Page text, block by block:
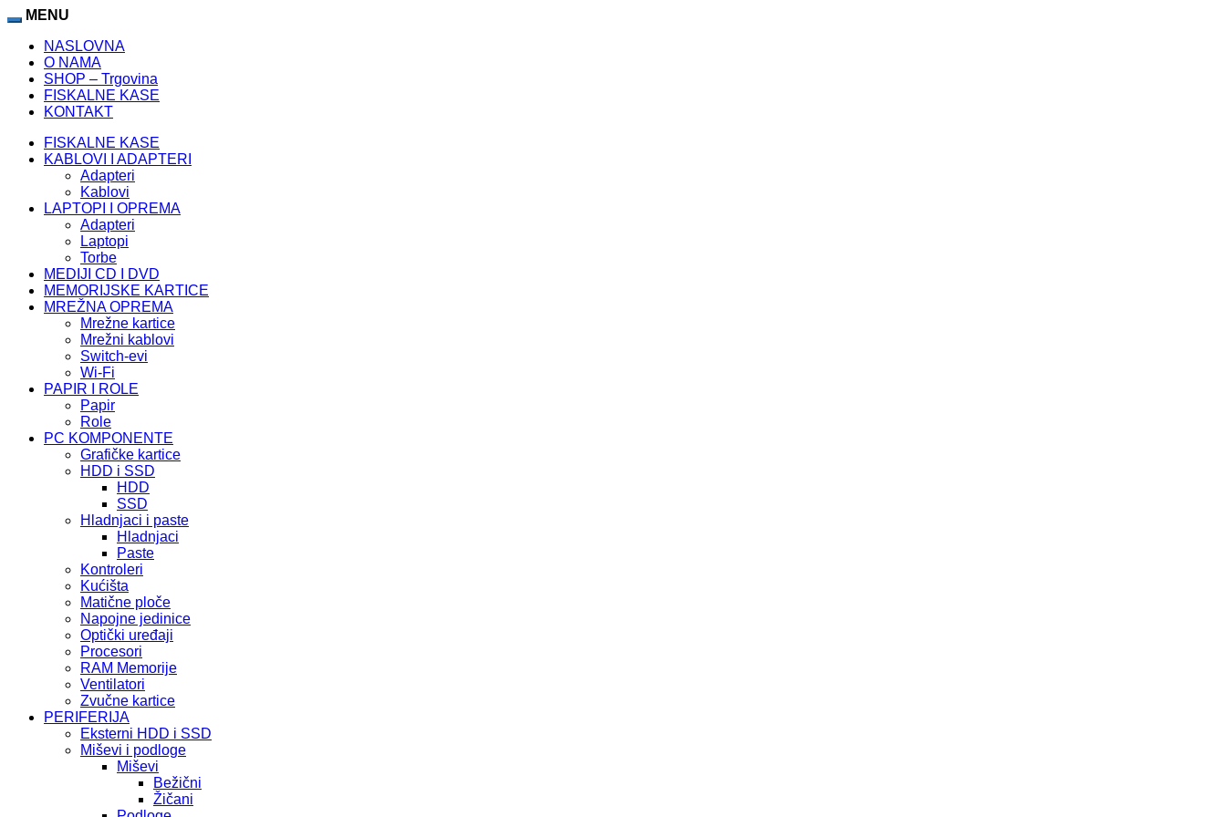
MENU
NASLOVNA
O NAMA
SHOP – Trgovina
FISKALNE KASE
KONTAKT
FISKALNE KASE
KABLOVI I ADAPTERI
Adapteri
Kablovi
LAPTOPI I OPREMA
Adapteri
Laptopi
Torbe
MEDIJI CD I DVD
MEMORIJSKE KARTICE
MREŽNA OPREMA
Mrežne kartice
Mrežni kablovi
Switch-evi
Wi-Fi
PAPIR I ROLE
Papir
Role
PC KOMPONENTE
Grafičke kartice
HDD i SSD
HDD
SSD
Hladnjaci i paste
Hladnjaci
Paste
Kontroleri
Kućišta
Matične ploče
Napojne jedinice
Optički uređaji
Procesori
RAM Memorije
Ventilatori
Zvučne kartice
PERIFERIJA
Eksterni HDD i SSD
Miševi i podloge
Miševi
Bežični
Žičani